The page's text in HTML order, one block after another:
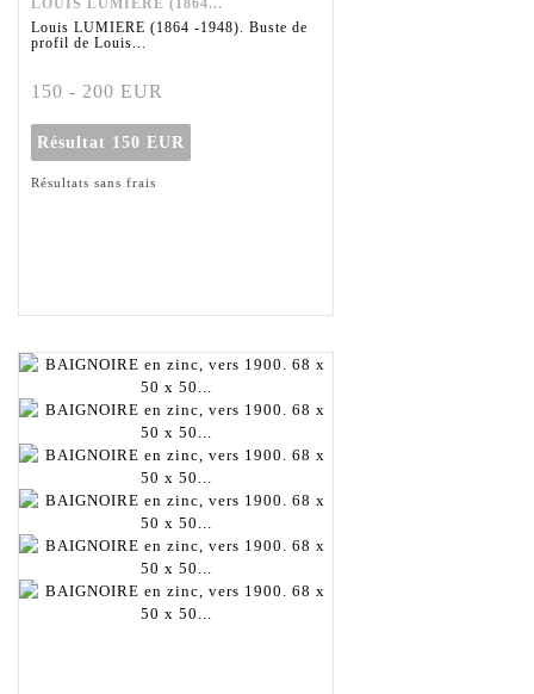
LOUIS LUMIERE (1864...
Louis LUMIERE (1864 -1948). Buste de
profil de Louis...
150 - 200 EUR
Résultat 150 EUR
Résultats sans frais